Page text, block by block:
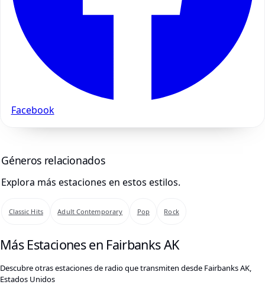
Facebook
Géneros relacionados
Explora más estaciones en estos estilos.
Classic Hits Adult Contemporary Pop Rock
Más Estaciones en Fairbanks AK
Descubre otras estaciones de radio que transmiten desde Fairbanks AK,
Estados Unidos